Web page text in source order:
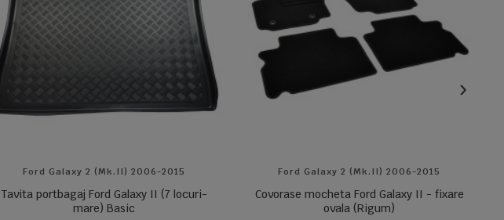
Ford Galaxy 2 (Mk.II) 2006-2015
Tavita portbagaj Ford Galaxy II (7 locuri-
mare) Basic
Ford Galaxy 2 (Mk.II) 2006-2015
Covorase mocheta Ford Galaxy II - fixare
ovala (Rigum)